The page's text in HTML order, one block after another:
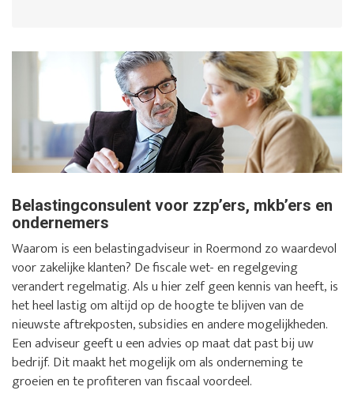
Belastingconsulent voor zzp’ers, mkb’ers en
ondernemers
Waarom is een belastingadviseur in Roermond zo waardevol
voor zakelijke klanten? De fiscale wet- en regelgeving
verandert regelmatig. Als u hier zelf geen kennis van heeft, is
het heel lastig om altijd op de hoogte te blijven van de
nieuwste aftrekposten, subsidies en andere mogelijkheden.
Een adviseur geeft u een advies op maat dat past bij uw
bedrijf. Dit maakt het mogelijk om als onderneming te
groeien en te profiteren van fiscaal voordeel.